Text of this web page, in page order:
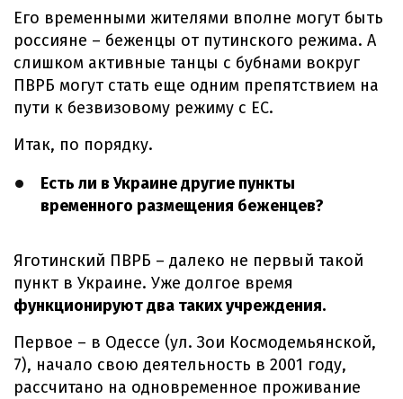
Его временными жителями вполне могут быть
россияне – беженцы от путинского режима. А
слишком активные танцы с бубнами вокруг
ПВРБ могут стать еще одним препятствием на
пути к безвизовому режиму с ЕС.
Итак, по порядку.
Есть ли в Украине другие пункты
временного размещения беженцев?
Яготинский ПВРБ – далеко не первый такой
пункт в Украине. Уже долгое время
функционируют два таких учреждения.
Первое – в Одессе (ул. Зои Космодемьянской,
7), начало свою деятельность в 2001 году,
рассчитано на одновременное проживание